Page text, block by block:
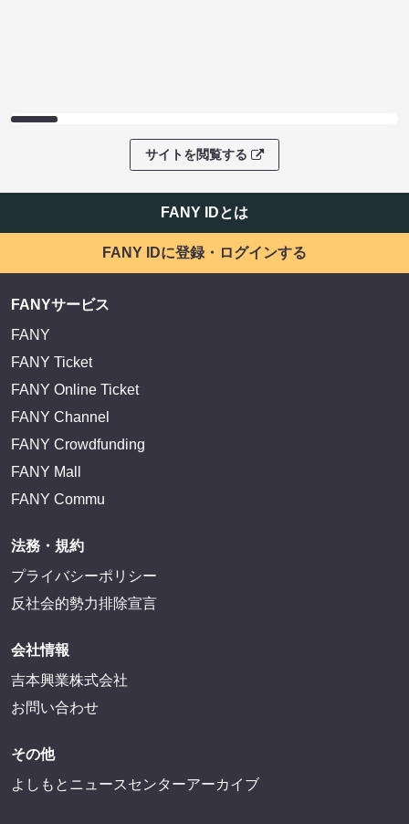
サイトを閲覧する
FANY IDとは
FANY IDに登録・ログインする
FANYサービス
FANY
FANY Ticket
FANY Online Ticket
FANY Channel
FANY Crowdfunding
FANY Mall
FANY Commu
法務・規約
プライバシーポリシー
反社会的勢力排除宣言
会社情報
吉本興業株式会社
お問い合わせ
その他
よしもとニュースセンターアーカイブ